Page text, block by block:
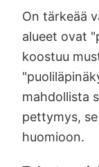
On tärkeää
alueet ovat
koostuu
mahdollista
pettymys,
huomioon.